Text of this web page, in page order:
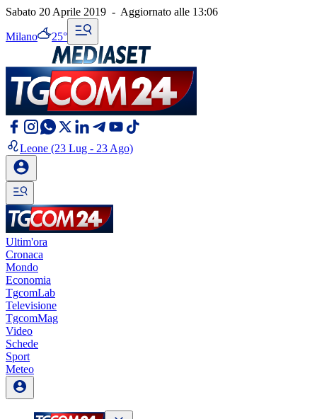
Sabato 20 Aprile 2019 - Aggiornato alle 13:06
Milano 25°
Leone (23 Lug - 23 Ago)
Ultim'ora
Cronaca
Mondo
Economia
TgcomLab
Televisione
TgcomMag
Video
Schede
Sport
Meteo